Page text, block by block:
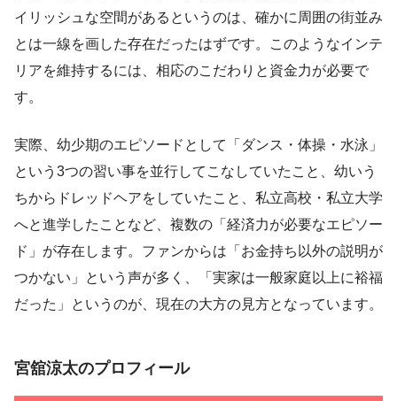
イリッシュな空間があるというのは、確かに周囲の街並み
とは一線を画した存在だったはずです。このようなインテ
リアを維持するには、相応のこだわりと資金力が必要で
す。
実際、幼少期のエピソードとして「ダンス・体操・水泳」
という3つの習い事を並行してこなしていたこと、幼いう
ちからドレッドヘアをしていたこと、私立高校・私立大学
へと進学したことなど、複数の「経済力が必要なエピソー
ド」が存在します。ファンからは「お金持ち以外の説明が
つかない」という声が多く、「実家は一般家庭以上に裕福
だった」というのが、現在の大方の見方となっています。
宮舘涼太のプロフィール